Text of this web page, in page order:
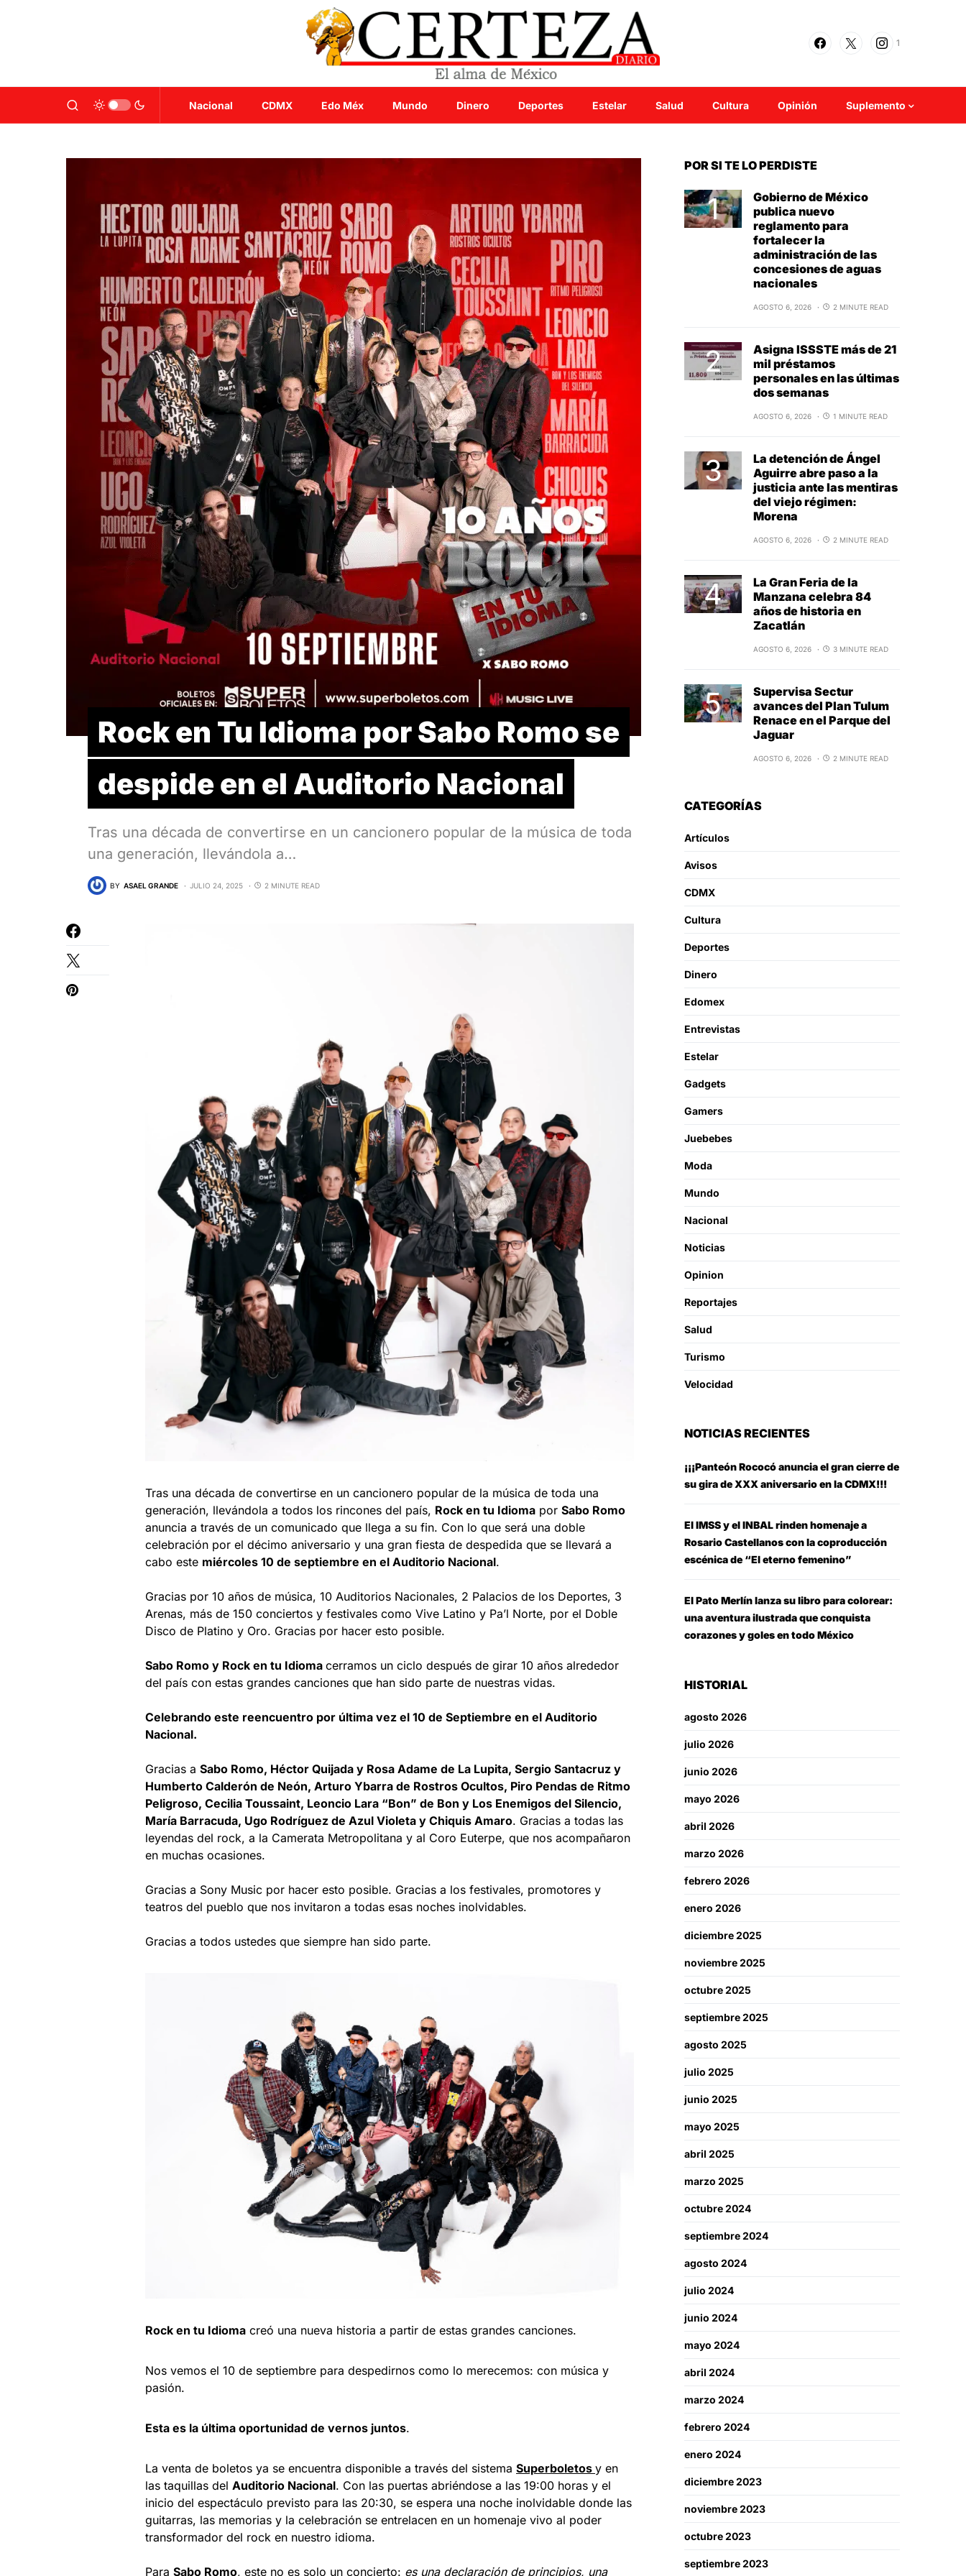
1
Nacional CDMX Edo Méx Mundo Dinero Deportes Estelar Salud Cultura Opinión Suplemento
Rock en Tu Idioma por Sabo Romo se
despide en el Auditorio Nacional
Tras una década de convertirse en un cancionero popular de la música de toda
una generación, llevándola a…
BY ASAEL GRANDE JULIO 24, 2025 2 MINUTE READ
Tras una década de convertirse en un cancionero popular de la música de toda una
generación, llevándola a todos los rincones del país, Rock en tu Idioma por Sabo Romo
anuncia a través de un comunicado que llega a su fin. Con lo que será una doble
celebración por el décimo aniversario y una gran fiesta de despedida que se llevará a
cabo este miércoles 10 de septiembre en el Auditorio Nacional.
Gracias por 10 años de música, 10 Auditorios Nacionales, 2 Palacios de los Deportes, 3
Arenas, más de 150 conciertos y festivales como Vive Latino y Pa’l Norte, por el Doble
Disco de Platino y Oro. Gracias por hacer esto posible.
Sabo Romo y Rock en tu Idioma cerramos un ciclo después de girar 10 años alrededor
del país con estas grandes canciones que han sido parte de nuestras vidas.
Celebrando este reencuentro por última vez el 10 de Septiembre en el Auditorio
Nacional.
Gracias a Sabo Romo, Héctor Quijada y Rosa Adame de La Lupita, Sergio Santacruz y
Humberto Calderón de Neón, Arturo Ybarra de Rostros Ocultos, Piro Pendas de Ritmo
Peligroso, Cecilia Toussaint, Leoncio Lara “Bon” de Bon y Los Enemigos del Silencio,
María Barracuda, Ugo Rodríguez de Azul Violeta y Chiquis Amaro. Gracias a todas las
leyendas del rock, a la Camerata Metropolitana y al Coro Euterpe, que nos acompañaron
en muchas ocasiones.
Gracias a Sony Music por hacer esto posible. Gracias a los festivales, promotores y
teatros del pueblo que nos invitaron a todas esas noches inolvidables.
Gracias a todos ustedes que siempre han sido parte.
Rock en tu Idioma creó una nueva historia a partir de estas grandes canciones.
Nos vemos el 10 de septiembre para despedirnos como lo merecemos: con música y
pasión.
Esta es la última oportunidad de vernos juntos.
La venta de boletos ya se encuentra disponible a través del sistema Superboletos y en
las taquillas del Auditorio Nacional. Con las puertas abriéndose a las 19:00 horas y el
inicio del espectáculo previsto para las 20:30, se espera una noche inolvidable donde las
guitarras, las memorias y la celebración se entrelacen en un homenaje vivo al poder
transformador del rock en nuestro idioma.
Para Sabo Romo, este no es solo un concierto: es una declaración de principios, una
POR SI TE LO PERDISTE
Gobierno de México
publica nuevo
reglamento para
fortalecer la
administración de las
concesiones de aguas
nacionales
AGOSTO 6, 2026 2 MINUTE READ
Asigna ISSSTE más de 21
mil préstamos
personales en las últimas
dos semanas
AGOSTO 6, 2026 1 MINUTE READ
La detención de Ángel
Aguirre abre paso a la
justicia ante las mentiras
del viejo régimen:
Morena
AGOSTO 6, 2026 2 MINUTE READ
La Gran Feria de la
Manzana celebra 84
años de historia en
Zacatlán
AGOSTO 6, 2026 3 MINUTE READ
Supervisa Sectur
avances del Plan Tulum
Renace en el Parque del
Jaguar
AGOSTO 6, 2026 2 MINUTE READ
CATEGORÍAS
Artículos
Avisos
CDMX
Cultura
Deportes
Dinero
Edomex
Entrevistas
Estelar
Gadgets
Gamers
Juebebes
Moda
Mundo
Nacional
Noticias
Opinion
Reportajes
Salud
Turismo
Velocidad
NOTICIAS RECIENTES
¡¡¡Panteón Rococó anuncia el gran cierre de
su gira de XXX aniversario en la CDMX!!!
El IMSS y el INBAL rinden homenaje a
Rosario Castellanos con la coproducción
escénica de “El eterno femenino”
El Pato Merlín lanza su libro para colorear:
una aventura ilustrada que conquista
corazones y goles en todo México
HISTORIAL
agosto 2026
julio 2026
junio 2026
mayo 2026
abril 2026
marzo 2026
febrero 2026
enero 2026
diciembre 2025
noviembre 2025
octubre 2025
septiembre 2025
agosto 2025
julio 2025
junio 2025
mayo 2025
abril 2025
marzo 2025
octubre 2024
septiembre 2024
agosto 2024
julio 2024
junio 2024
mayo 2024
abril 2024
marzo 2024
febrero 2024
enero 2024
diciembre 2023
noviembre 2023
octubre 2023
septiembre 2023